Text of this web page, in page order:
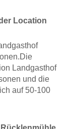
Location
Landgasthof
und die
auf 50-100